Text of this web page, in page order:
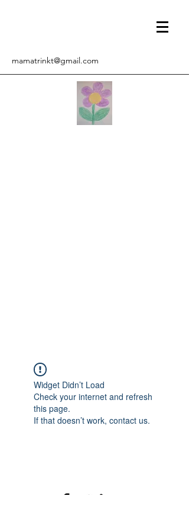
mamatrinkt@gmail.com
Widget Didn’t Load
Check your internet and refresh
this page.
If that doesn’t work, contact us.